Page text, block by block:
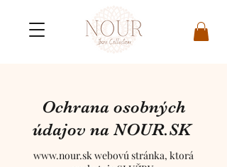
Ochrana osobných
údajov na NOUR.SK
www.nour.skwebovú stránka, ktorá